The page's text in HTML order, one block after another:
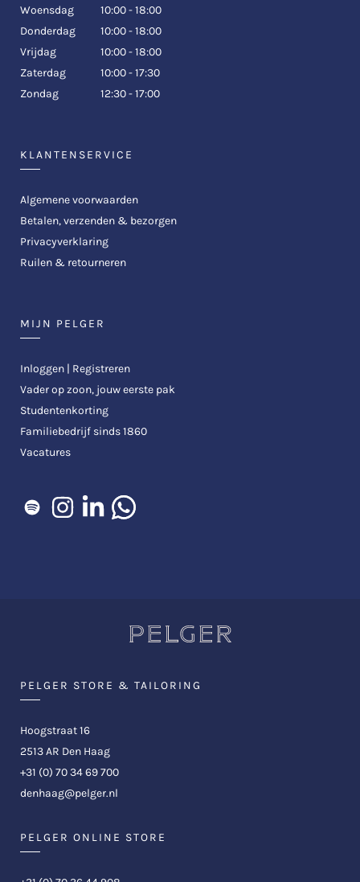
Woensdag
10:00 - 18:00
Donderdag
10:00 - 18:00
Vrijdag
10:00 - 18:00
Zaterdag
10:00 - 17:30
Zondag
12:30 - 17:00
KLANTENSERVICE
Algemene voorwaarden
Betalen, verzenden & bezorgen
Privacyverklaring
Ruilen & retourneren
MIJN PELGER
Inloggen | Registreren
Vader op zoon, jouw eerste pak
Studentenkorting
Familiebedrijf sinds 1860
Vacatures
PELGER STORE & TAILORING
Hoogstraat 16
2513 AR Den Haag
+31 (0) 70 34 69 700
denhaag@pelger.nl
PELGER ONLINE STORE